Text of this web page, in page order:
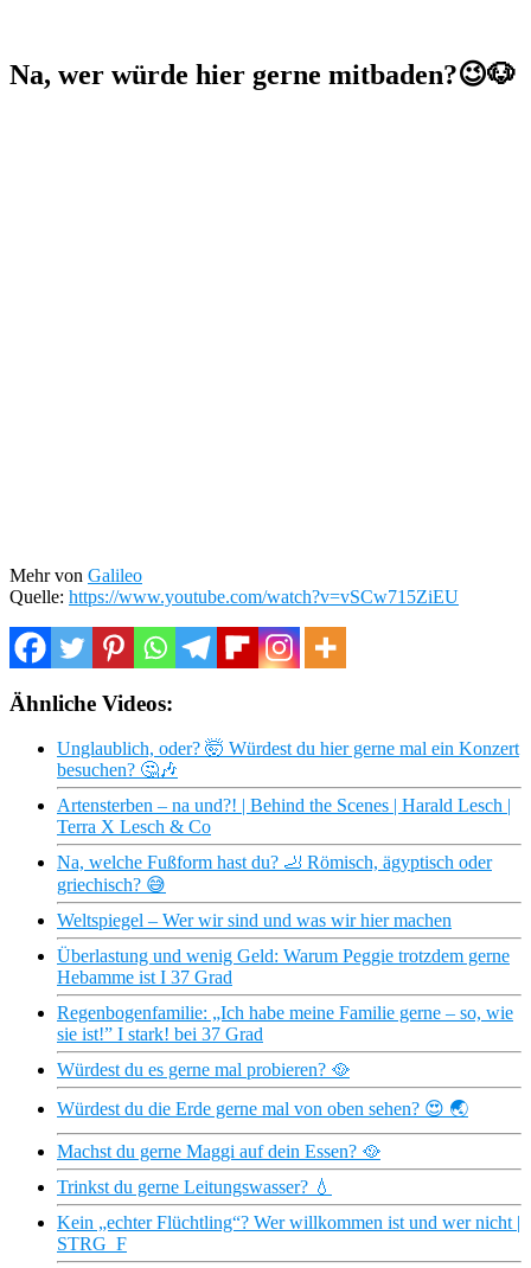
Na, wer würde hier gerne mitbaden?😉🐶
Mehr von Galileo
Quelle: https://www.youtube.com/watch?v=vSCw715ZiEU
Ähnliche Videos:
Unglaublich, oder? 🤯 Würdest du hier gerne mal ein Konzert
besuchen? 🤔🎶
Artensterben – na und?! | Behind the Scenes | Harald Lesch |
Terra X Lesch & Co
Na, welche Fußform hast du? 🦶 Römisch, ägyptisch oder
griechisch? 😅
Weltspiegel – Wer wir sind und was wir hier machen
Überlastung und wenig Geld: Warum Peggie trotzdem gerne
Hebamme ist I 37 Grad
Regenbogenfamilie: „Ich habe meine Familie gerne – so, wie
sie ist!” I stark! bei 37 Grad
Würdest du es gerne mal probieren? 🥘
Würdest du die Erde gerne mal von oben sehen? 😍 🌏
Machst du gerne Maggi auf dein Essen? 🥘
Trinkst du gerne Leitungswasser? 💧
Kein „echter Flüchtling“? Wer willkommen ist und wer nicht |
STRG_F